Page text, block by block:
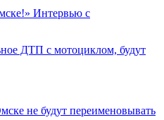
Интервью с
ДТП с мотоциклом, будут
не будут переименовывать